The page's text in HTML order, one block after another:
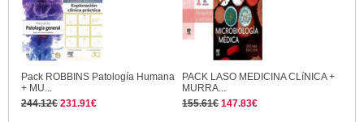
Pack ROBBINS Patología Humana
+ MU...
244.12€ 231.91€
PACK LASO MEDICINA CLíNICA +
MURRA...
155.61€ 147.83€